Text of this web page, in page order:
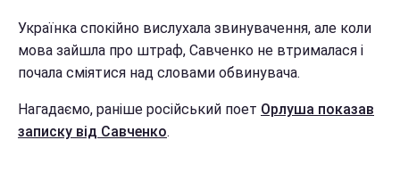
Українка спокійно вислухала звинувачення, але коли
мова зайшла про штраф, Савченко не втрималася і
почала сміятися над словами обвинувача.
Нагадаємо, раніше російський поет Орлуша показав
записку від Савченко.